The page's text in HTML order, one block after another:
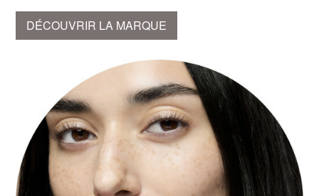
DÉCOUVRIR LA MARQUE